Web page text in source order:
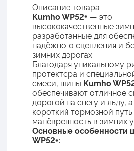
Описание товара
Kumho WP52+ — это
высококачественные
разработанные для
надёжного сцепления и
зимних дорогах.
Благодаря уникальному
протектора и
смеси, шины Kumho
обеспечивают отличное
дорогой на снегу и льду,
короткий тормозной путь
манёвренность в зимних
Основные особенности
WP52+: